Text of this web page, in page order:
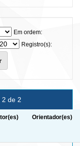
Em ordem:
Registro(s):
2 de 2
Orientador(es)